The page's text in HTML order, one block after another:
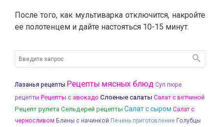
После того, как мультиварка отключится, накройте
ее полотенцем и дайте настояться 10-15 минут.
Лазанья рецепты Рецепты мясных блюд Суп пюре
рецепты Рецепты с авокадо Слоеные салаты Салат с ветчиной
Рецепт рулета Сельдерей рецепты Салат с сыром Салат с
черносливом Блины с начинкой Печень приготовление Голубцы